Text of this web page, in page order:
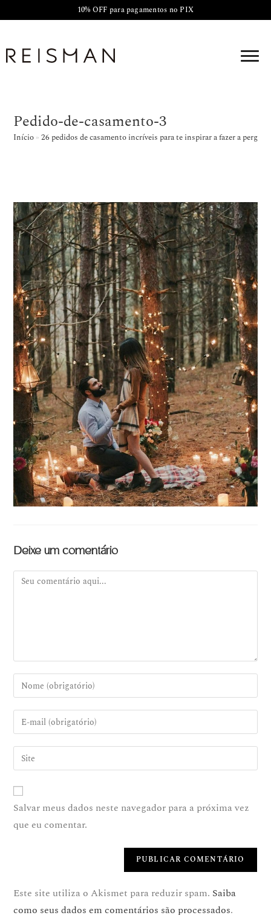
10% OFF para pagamentos no PIX
Pedido-de-casamento-3
Início »26 pedidos de casamento incríveis para te inspirar a fazer a
Deixe um comentário
Salvar meus dados neste navegador para a próxima vez
que eu comentar.
Este site utiliza o Akismet para reduzir spam. Saiba
como seus dados em comentários são processados.